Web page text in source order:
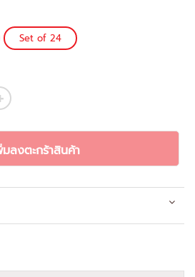
Set of 24
มลงตะกร้าสินค้า